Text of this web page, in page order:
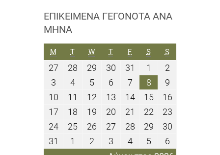
ΕΠΙΚΕΊΜΕΝΑ ΓΕΓΟΝΌΤΑ ΑΝΆ
ΜΉΝΑ
M ΔΕΥΤΈΡΑ
TΤΡΊΤΗ
WΤΕΤΆΡΤΗ
TΠΈΜΠΤΗ
FΠΑΡΑΣΚΕΥΉ
SΣΆΒΒΑΤΟ
SΚΥΡΙΑΚΉ
27
Ιουλίου
2026
28
Ιουλίου
2026
29
Ιουλίου
2026
30
Ιουλίου
2026
31
Ιουλίου
2026
1
Αυγούστου
2026
22
3
Αυγούστου
2026
44
Αυγούστου
2026
55
Αυγούστου
2026
6
Αυγούστου
2026
77
Αυγούστου
2026
88
Αυγούστου
2026
99
Αυγούστου
2026
10
Αυγούστου
2026
11
Αυγούστου
2026
12
Αυγούστου
2026
13
Αυγούστου
2026
1414
Αυγούστου
2026
1515
Αυγούστου
2026
1616
Αυγούστου
2026
17
Αυγούστου
2026
18
Αυγούστου
2026
19
Αυγούστου
2026
20
Αυγούστου
2026
21
Αυγούστου
2026
2222
Αυγούστου
2026
2323
2026
2424
Αυγούστου
2026
2525
Αυγούστου
2026
26
Αυγούστου
2026
27
Αυγούστου
2026
2828
Αυγούστου
2026
2929
Αυγούστου
2026
3030
2026
31
Αυγούστου
1
Σεπτεμβρίου
2
Σεπτεμβρίου
3
Σεπτεμβρίου
44
Σεπτεμβρίου
55
Σεπτεμβρίου
66